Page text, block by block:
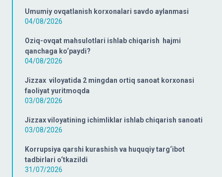
Umumiy ovqatlanish korxonalari savdo aylanmasi
04/08/2026
Oziq-ovqat mahsulotlari ishlab chiqarish hajmi
qanchaga ko‘paydi?
04/08/2026
Jizzax viloyatida 2 mingdan ortiq sanoat korxonasi
faoliyat yuritmoqda
03/08/2026
Jizzax viloyatining ichimliklar ishlab chiqarish sanoati
03/08/2026
Korrupsiya qarshi kurashish va huquqiy targ‘ibot
tadbirlari o‘tkazildi
31/07/2026